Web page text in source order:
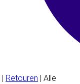
Retouren | Alle